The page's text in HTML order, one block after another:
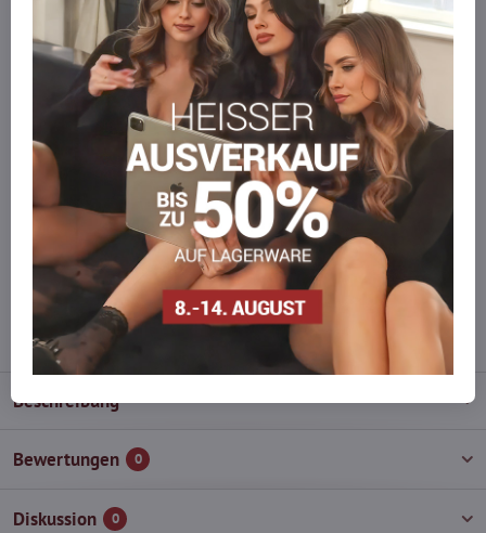
Ware auf Lager
Wir versenden sofort
Werden Sie Teil von everlady
Werden Sie Teil von everlady und genießen Sie einen 5 %
Mitgliedervorteilbei jedem Einkauf.
Der Vorteil wird automatisch im Warenkorb angewendet.
Möchten Sie mehr bestellen, als wir
auf Lager haben?
Zögern Sie nicht, uns zu kontaktieren, wir füllen die Ware für Sie
wieder auf!
info​@everlady​.eu
Beschreibung
Bewertungen 0
Diskussion 0